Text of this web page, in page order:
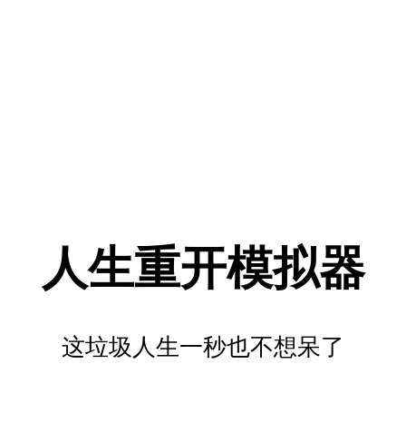
人生重开模拟器
这垃圾人生一秒也不想呆了